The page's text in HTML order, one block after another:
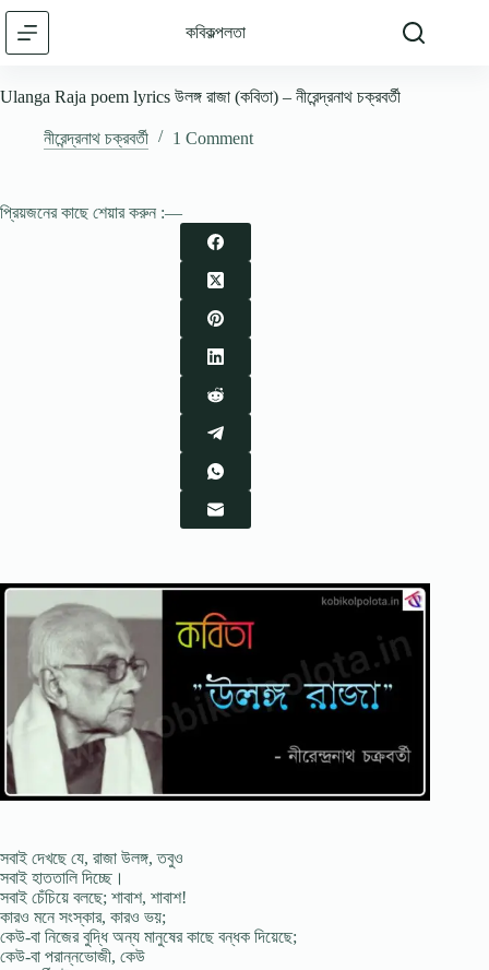
Skip
content
কবিকল্পলতা
Ulanga Raja poem lyrics উলঙ্গ রাজা (কবিতা) – নীরেন্দ্রনাথ চক্রবর্তী
নীরেন্দ্রনাথ চক্রবর্তী 1 Comment
প্রিয়জনের কাছে শেয়ার করুন :—
সবাই দেখছে যে, রাজা উলঙ্গ, তবুও
সবাই হাততালি দিচ্ছে।
সবাই চেঁচিয়ে বলছে; শাবাশ, শাবাশ!
কারও মনে সংস্কার, কারও ভয়;
কেউ-বা নিজের বুদ্ধি অন্য মানুষের কাছে বন্ধক দিয়েছে;
কেউ-বা পরান্নভোজী, কেউ